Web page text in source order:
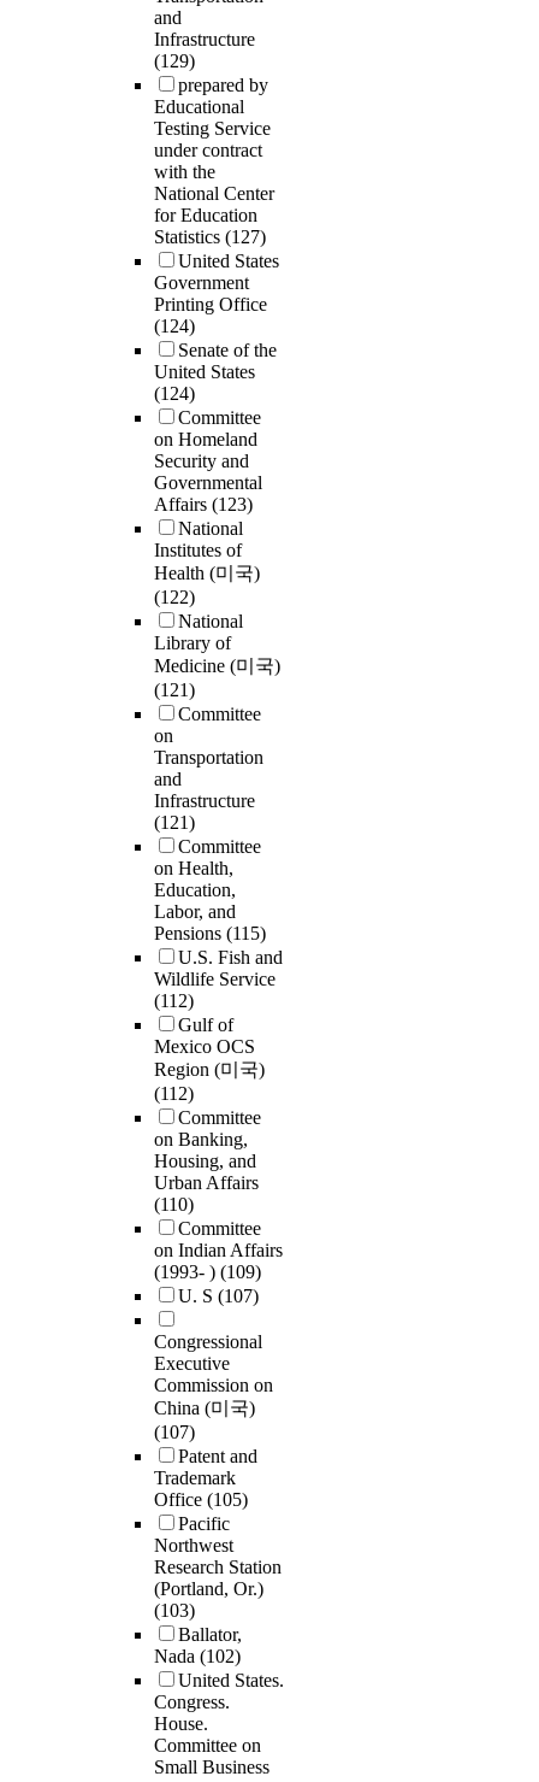
and
Infrastructure
(129)
prepared by
Educational
Testing Service
under contract
with the
National Center
for Education
Statistics (127)
United States
Government
Printing Office
(124)
Senate of the
United States
(124)
Committee
on Homeland
Security and
Governmental
Affairs (123)
National
Institutes of
Health (미국)
(122)
National
Library of
Medicine (미국)
(121)
Committee
on
Transportation
and
Infrastructure
(121)
Committee
on Health,
Education,
Labor, and
Pensions (115)
U.S. Fish and
Wildlife Service
(112)
Gulf of
Mexico OCS
Region (미국)
(112)
Committee
on Banking,
Housing, and
Urban Affairs
(110)
Committee
on Indian Affairs
(1993- ) (109)
U. S (107)
Congressional
Executive
Commission on
China (미국)
(107)
Patent and
Trademark
Office (105)
Pacific
Northwest
Research Station
(Portland, Or.)
(103)
Ballator,
Nada (102)
United States.
Congress.
House.
Committee on
Small Business